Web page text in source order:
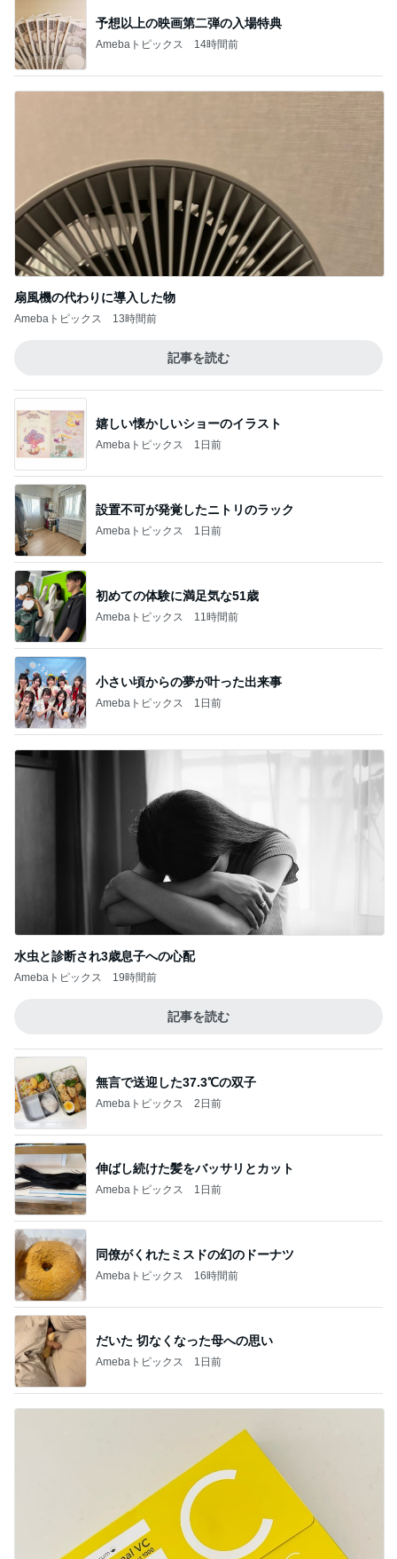
予想以上の映画第二弾の入場特典
Amebaトピックス 14時間前
扇風機の代わりに導入した物
Amebaトピックス 13時間前
記事を読む
嬉しい懐かしいショーのイラスト
Amebaトピックス 1日前
設置不可が発覚したニトリのラック
Amebaトピックス 1日前
初めての体験に満足気な51歳
Amebaトピックス 11時間前
小さい頃からの夢が叶った出来事
Amebaトピックス 1日前
水虫と診断され3歳息子への心配
Amebaトピックス 19時間前
記事を読む
無言で送迎した37.3℃の双子
Amebaトピックス 2日前
伸ばし続けた髪をバッサリとカット
Amebaトピックス 1日前
同僚がくれたミスドの幻のドーナツ
Amebaトピックス 16時間前
だいた 切なくなった母への思い
Amebaトピックス 1日前